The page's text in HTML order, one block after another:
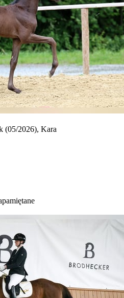
(05/2026), Kara